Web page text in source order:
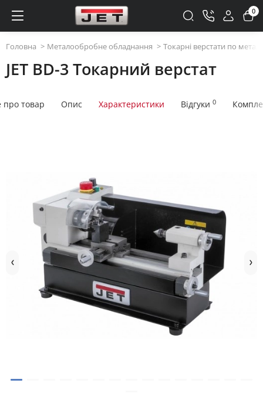
0
Головна Металообробне обладнання Токарні верстати по
JET BD-3 Токарний верстат
про товар Опис Характеристики Відгуки 0